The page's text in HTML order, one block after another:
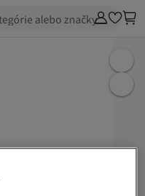
alebo značky